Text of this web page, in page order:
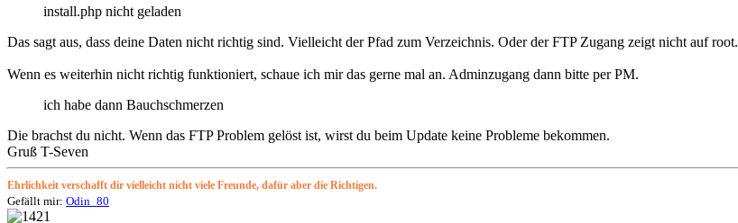
install.php nicht geladen
Das sagt aus, dass deine Daten nicht richtig sind. Vielleicht der Pfad zum Verzeichnis. Oder der FTP Zugang zeigt nicht auf root.
Wenn es weiterhin nicht richtig funktioniert, schaue ich mir das gerne mal an. Adminzugang dann bitte per PM.
ich habe dann Bauchschmerzen
Die brachst du nicht. Wenn das FTP Problem gelöst ist, wirst du beim Update keine Probleme bekommen.
Gruß T-Seven
Ehrlichkeit verschafft dir vielleicht nicht viele Freunde, dafür aber die Richtigen.
Gefällt mir: Odin_80